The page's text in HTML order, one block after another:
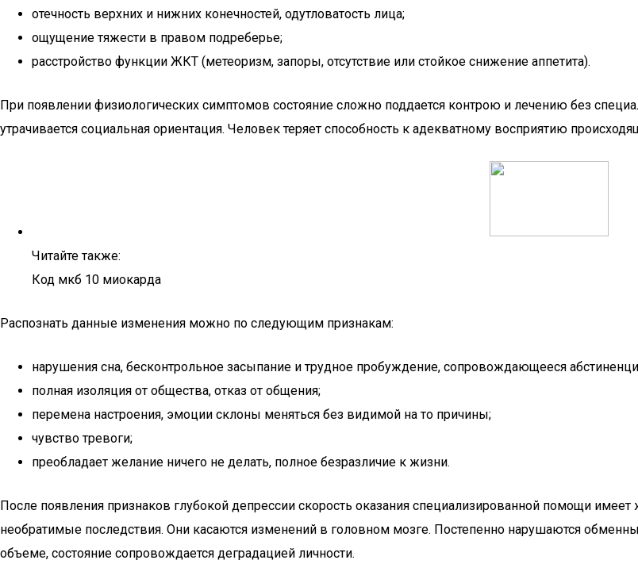
отечность верхних и нижних конечностей, одутловатость лица;
ощущение тяжести в правом подреберье;
расстройство функции ЖКТ (метеоризм, запоры, отсутствие или стойкое снижение аппетита).
При появлении физиологических симптомов состояние сложно поддается контрою и лечению без
утрачивается социальная ориентация. Человек теряет способность к адекватному восприятию
Читайте также:
Код мкб 10 миокарда
Распознать данные изменения можно по следующим признакам:
нарушения сна, бесконтрольное засыпание и трудное пробуждение, сопровождающееся
полная изоляция от общества, отказ от общения;
перемена настроения, эмоции склоны меняться без видимой на то причины;
чувство тревоги;
преобладает желание ничего не делать, полное безразличие к жизни.
После появления признаков глубокой депрессии скорость оказания специализированной помощи
необратимые последствия. Они касаются изменений в головном мозге. Постепенно нарушаются
объеме, состояние сопровождается деградацией личности.